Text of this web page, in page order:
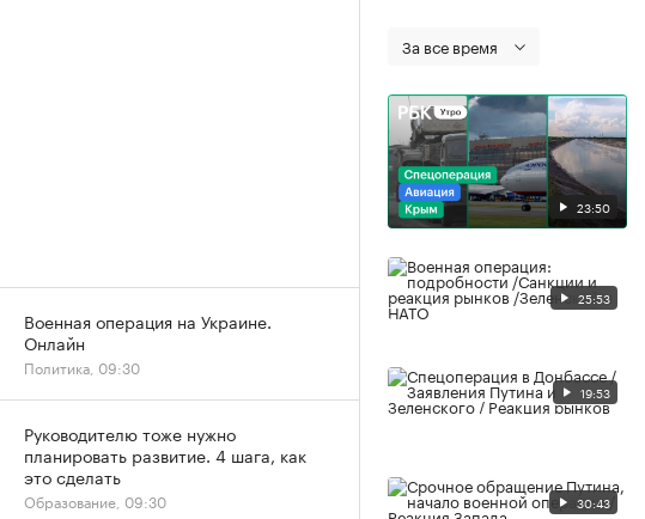
За все время
23:50
25:53
19:53
30:43
Военная операция на Украине.
Онлайн
Политика, 09:30
Руководителю тоже нужно
планировать развитие. 4 шага, как
это сделать
Образование, 09:30